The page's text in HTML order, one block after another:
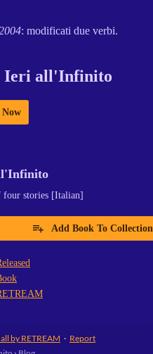
: modificati due verbi.
Ieri all'Infinito
four stories [Italian]
Add Book To Collection
by RETREAM · Report